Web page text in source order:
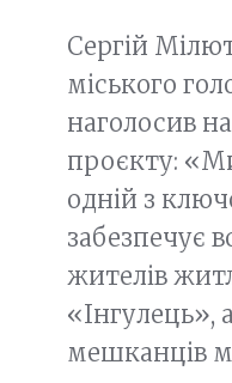
Сергій
міського
наголосив
проєкту:
одній з
забезпечує
жителів
«Інгулець»,
мешканців